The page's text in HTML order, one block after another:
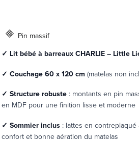
Pin massif
✓ Lit bébé à barreaux CHARLIE – Little
✓ Couchage 60 x 120 cm (matelas non
✓ Structure robuste : montants en pin
en MDF pour une finition lisse et moderne
✓ Sommier inclus : lattes en contreplaqué
confort et bonne aération du matelas